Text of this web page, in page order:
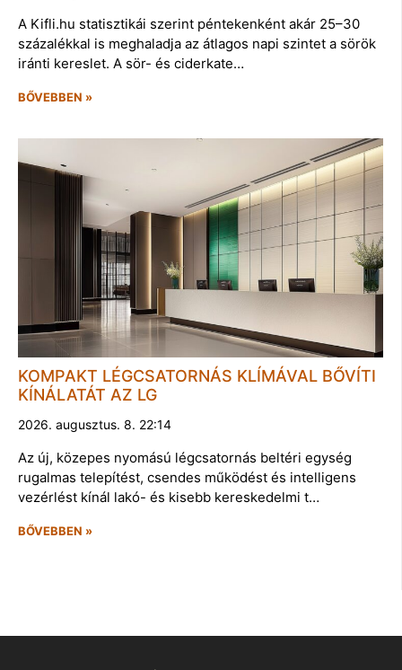
A Kifli.hu statisztikái szerint péntekenként akár 25–30
százalékkal is meghaladja az átlagos napi szintet a sörök
iránti kereslet. A sör- és ciderkate…
BŐVEBBEN »
KOMPAKT LÉGCSATORNÁS KLÍMÁVAL BŐVÍTI
KÍNÁLATÁT AZ LG
2026. augusztus. 8. 22:14
Az új, közepes nyomású légcsatornás beltéri egység
rugalmas telepítést, csendes működést és intelligens
vezérlést kínál lakó- és kisebb kereskedelmi t…
BŐVEBBEN »